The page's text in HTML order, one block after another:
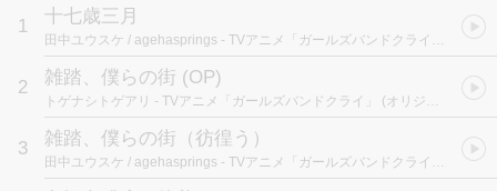
1 十七歳三月
田中ユウスケ / agehasprings - TVアニメ「ガールズバンドクライ」 (オリジナルサウンドトラック)
2 雑踏、僕らの街 (OP)
トゲナシトゲアリ - TVアニメ「ガールズバンドクライ」 (オリジナルサウンドトラック)
3 雑踏、僕らの街（彷徨う）
田中ユウスケ / agehasprings - TVアニメ「ガールズバンドクライ」 (オリジナルサウンドトラック)